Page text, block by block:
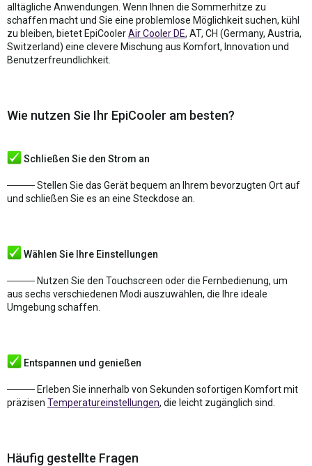
alltägliche Anwendungen. Wenn Ihnen die Sommerhitze zu
schaffen macht und Sie eine problemlose Möglichkeit suchen, kühl
zu bleiben, bietet EpiCoolerAir Cooler DE, AT, CH (Germany, Austria,
Switzerland) eine clevere Mischung aus Komfort, Innovation und
Benutzerfreundlichkeit.
Wie nutzen Sie Ihr EpiCooler am besten?
Schließen Sie den Strom an
──── Stellen Sie das Gerät bequem an Ihrem bevorzugten Ort auf
und schließen Sie es an eine Steckdose an.
Wählen Sie Ihre Einstellungen
──── Nutzen Sie den Touchscreen oder die Fernbedienung, um
aus sechs verschiedenen Modi auszuwählen, die Ihre ideale
Umgebung schaffen.
Entspannen und genießen
──── Erleben Sie innerhalb von Sekunden sofortigen Komfort mit
präzisen Temperatureinstellungen, die leicht zugänglich sind.
Häufig gestellte Fragen